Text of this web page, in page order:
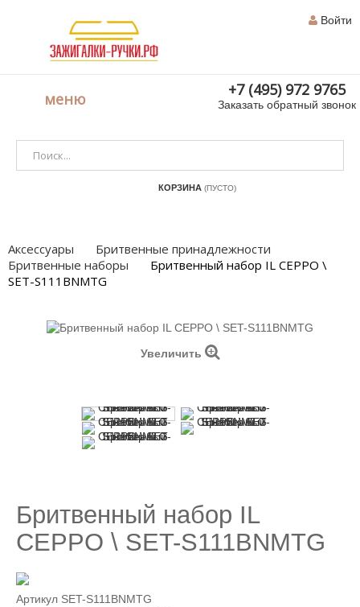
Войти
меню +7 (495) 972 9765
Заказать обратный звонок
КОРЗИНА (ПУСТО)
Аксессуары
Бритвенные принадлежности
Бритвенные наборы
Бритвенный набор IL CEPPO \
SET-S111BNMTG
Увеличить
Бритвенный набор IL
CEPPO \ SET-S111BNMTG
Артикул SET-S111BNMTG